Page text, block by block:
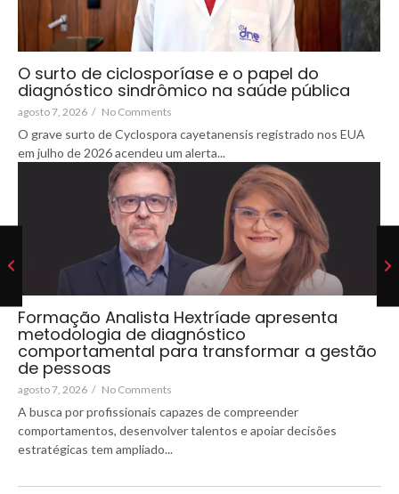
O surto de ciclosporíase e o papel do
diagnóstico sindrômico na saúde pública
agosto 7, 2026 / No Comments
O grave surto de Cyclospora cayetanensis registrado nos EUA
em julho de 2026 acendeu um alerta...
Formação Analista Hextríade apresenta
metodologia de diagnóstico
comportamental para transformar a gestão
de pessoas
agosto 7, 2026 / No Comments
A busca por profissionais capazes de compreender
comportamentos, desenvolver talentos e apoiar decisões
estratégicas tem ampliado...